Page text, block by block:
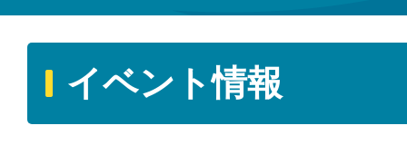
イベント情報